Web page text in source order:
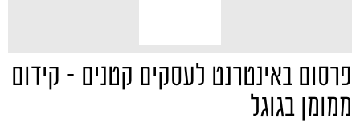
פרסום באינטרנט לעסקים קטנים – קידום
ממומן בגוגל